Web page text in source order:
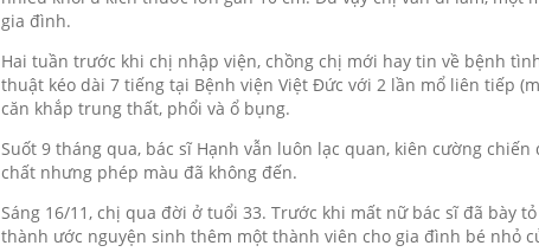
gia đình.
Hai tuần trước khi chị nhập viện, chồng chị mới hay tin về bệnh
thuật kéo dài 7 tiếng tại Bệnh viện Việt Đức với 2 lần mổ liên tiếp
căn khắp trung thất, phổi và ổ bụng.
Suốt 9 tháng qua, bác sĩ Hạnh vẫn luôn lạc quan, kiên cường
chất nhưng phép màu đã không đến.
Sáng 16/11, chị qua đời ở tuổi 33. Trước khi mất nữ bác sĩ đã bày
thành ước nguyện sinh thêm một thành viên cho gia đình bé nhỏ